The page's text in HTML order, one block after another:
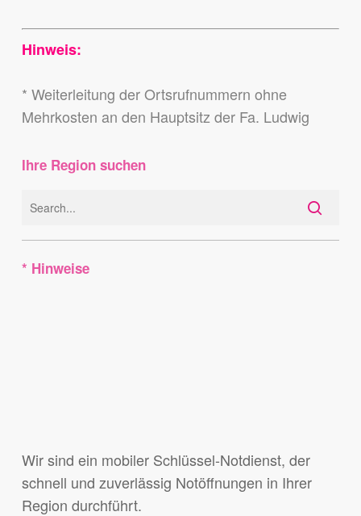
Hinweis:
* Weiterleitung der Ortsrufnummern ohne
Mehrkosten an den Hauptsitz der Fa. Ludwig
Ihre Region suchen
* Hinweise
Wir sind ein mobiler Schlüssel-Notdienst, der
schnell und zuverlässig Notöffnungen in Ihrer
Region durchführt.